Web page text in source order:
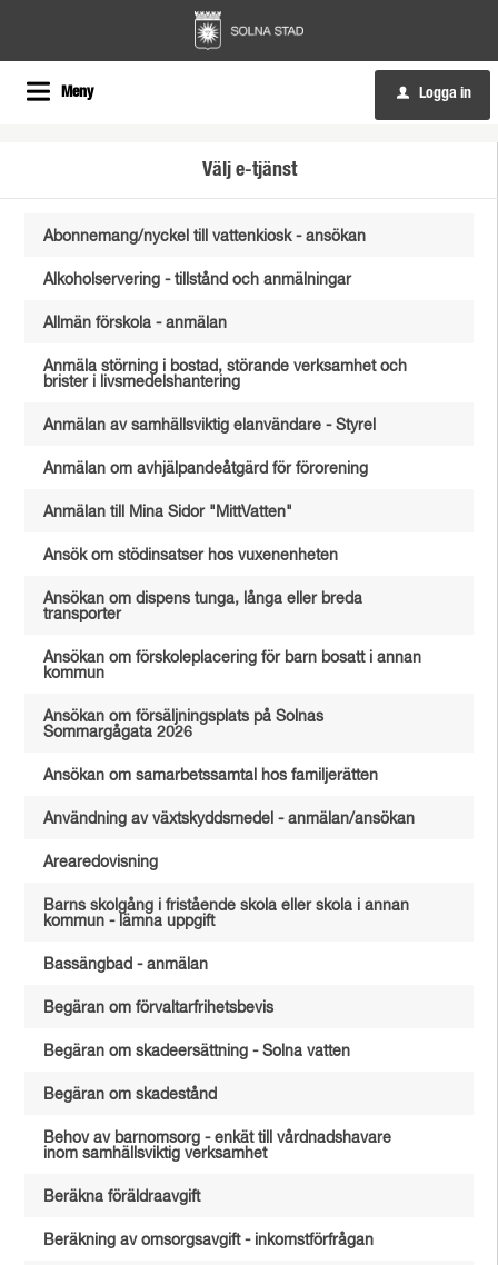
Meny u Logga in
Välj e-tjänst
Abonnemang/nyckel till vattenkiosk - ansökan
Alkoholservering - tillstånd och anmälningar
Allmän förskola - anmälan
Anmäla störning i bostad, störande verksamhet och
brister i livsmedelshantering
Anmälan av samhällsviktig elanvändare - Styrel
Anmälan om avhjälpandeåtgärd för förorening
Anmälan till Mina Sidor "MittVatten"
Ansök om stödinsatser hos vuxenenheten
Ansökan om dispens tunga, långa eller breda
transporter
Ansökan om förskoleplacering för barn bosatt i annan
kommun
Ansökan om försäljningsplats på Solnas
Sommargågata 2026
Ansökan om samarbetssamtal hos familjerätten
Användning av växtskyddsmedel - anmälan/ansökan
Arearedovisning
Barns skolgång i fristående skola eller skola i annan
kommun - lämna uppgift
Bassängbad - anmälan
Begäran om förvaltarfrihetsbevis
Begäran om skadeersättning - Solna vatten
Begäran om skadestånd
Behov av barnomsorg - enkät till vårdnadshavare
inom samhällsviktig verksamhet
Beräkna föräldraavgift
Beräkning av omsorgsavgift - inkomstförfrågan